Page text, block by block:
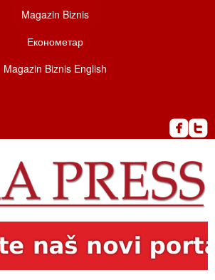
Magazin Biznis
Економетар
Magazin Biznis English